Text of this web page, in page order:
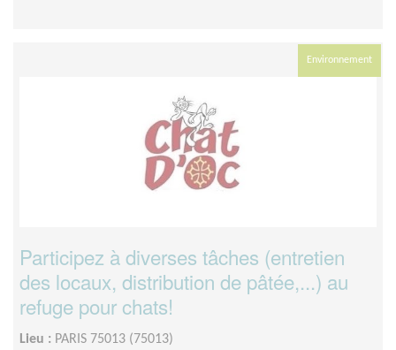
Environnement
Participez à diverses tâches (entretien
des locaux, distribution de pâtée,...) au
refuge pour chats!
Lieu : PARIS 75013 (75013)